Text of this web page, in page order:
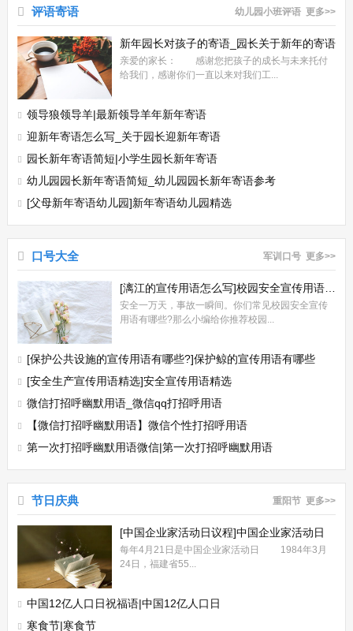
评语寄语 更多>>
幼儿园小班评语
新年园长对孩子的寄语_园长关于新年的寄语
亲爱的家长： 感谢您把孩子的成长与未来托付
给我们，感谢你们一直以来对我们工...
领导狼领导羊|最新领导羊年新年寄语
迎新年寄语怎么写_关于园长迎新年寄语
园长新年寄语简短|小学生园长新年寄语
幼儿园园长新年寄语简短_幼儿园园长新年寄语参考
[父母新年寄语幼儿园]新年寄语幼儿园精选
口号大全 更多>>
军训口号
[漓江的宣传用语怎么写]校园安全宣传用语怎么写
安全一万天，事故一瞬间。你们常见校园安全宣传
用语有哪些?那么小编给你推荐校园...
[保护公共设施的宣传用语有哪些?]保护鲸的宣传用语有哪些
[安全生产宣传用语精选]安全宣传用语精选
微信打招呼幽默用语_微信qq打招呼用语
【微信打招呼幽默用语】微信个性打招呼用语
第一次打招呼幽默用语微信|第一次打招呼幽默用语
节日庆典 更多>>
重阳节
[中国企业家活动日议程]中国企业家活动日
每年4月21日是中国企业家活动日 1984年3月
24日，福建省55...
中国12亿人口日祝福语|中国12亿人口日
寒食节|寒食节